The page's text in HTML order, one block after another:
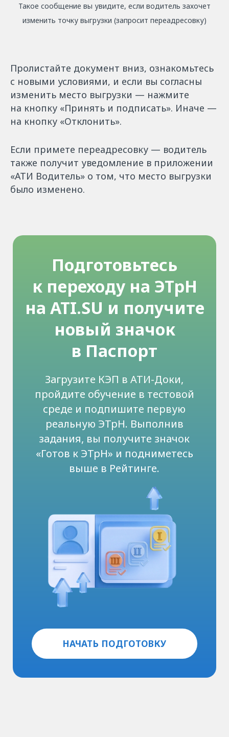
Такое сообщение вы увидите, если водитель захочет
изменить точку выгрузки (запросит переадресовку)
Пролистайте документ вниз, ознакомьтесь
с новыми условиями, и если вы согласны
изменить место выгрузки — нажмите
на кнопку «Принять и подписать». Иначе —
на кнопку «Отклонить».
Если примете переадресовку — водитель
также получит уведомление в приложении
«АТИ Водитель» о том, что место выгрузки
было изменено.